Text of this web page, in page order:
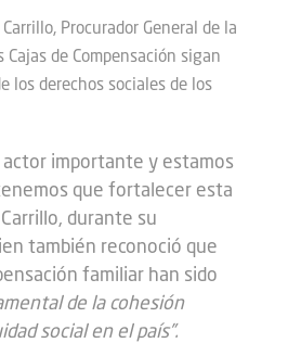
Procurador General de la
de Compensación sigan
los derechos sociales de los
actor importante y estamos
que fortalecer esta
durante su
también reconoció que
familiar han sido
de la cohesión
social en el país”.